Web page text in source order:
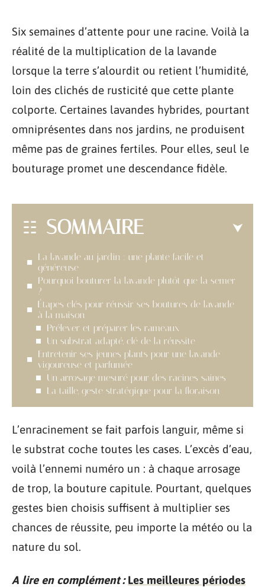
Six semaines d’attente pour une racine. Voilà la
réalité de la multiplication de la lavande
lorsque la terre s’alourdit ou retient l’humidité,
loin des clichés de rusticité que cette plante
colporte. Certaines lavandes hybrides, pourtant
omniprésentes dans nos jardins, ne produisent
même pas de graines fertiles. Pour elles, seul le
bouturage promet une descendance fidèle.
SOMMAIRE
La lavande au jardin : une plante facile et
généreuse
Pourquoi bouturer la lavande plutôt que la semer
?
Étapes clés pour réussir ses boutures de lavande
à la maison
Prélever et préparer les rameaux
Un substrat adapté, clé de la réussite
Entretenir ses jeunes plants pour une lavande
vigoureuse et parfumée
Un arrosage mesuré pour des racines saines
La taille, geste stratégique pour la floraison
L’enracinement se fait parfois languir, même si
le substrat coche toutes les cases. L’excès d’eau,
voilà l’ennemi numéro un : à chaque arrosage
de trop, la bouture capitule. Pourtant, quelques
gestes bien choisis suffisent à multiplier ses
chances de réussite, peu importe la météo ou la
nature du sol.
A lire en complément : Les meilleures périodes